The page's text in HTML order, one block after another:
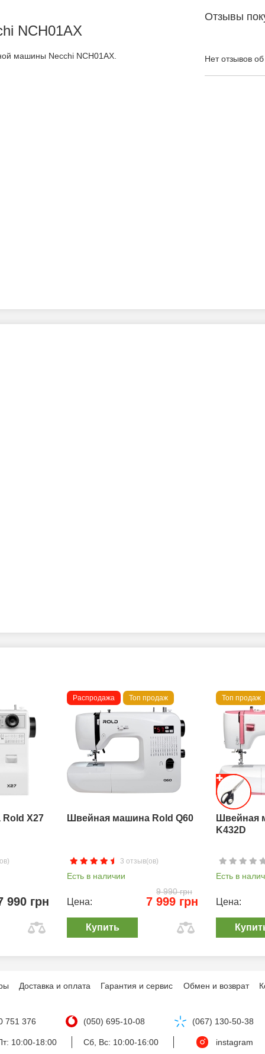
NCH01AX
машины Necchi NCH01AX.
Отзывы
Нет отзывов
X27
990 грн
Распродажа Топ продаж
Швейная машина Rold Q60
3 отзыв(ов)
Есть в наличии
9 990 грн
Цена: 7 999 грн
Купить
Топ продаж
Швейная
K432D
Есть в
Цена:
Доставка и оплата Гарантия и сервис Обмен и возврат
751 376 (050) 695-10-08 (067) 130-50-38
10:00-18:00 Сб, Вс: 10:00-16:00 instagram